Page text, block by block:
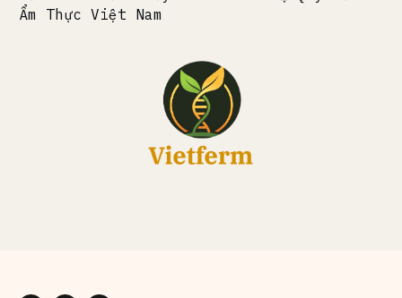
Ẩm Thực Việt Nam